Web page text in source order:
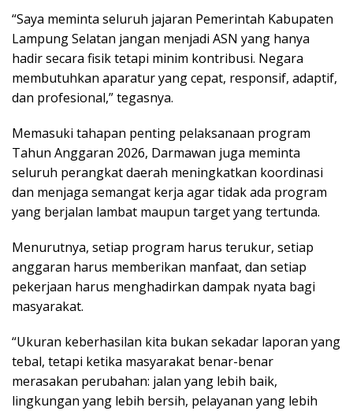
“Saya meminta seluruh jajaran Pemerintah Kabupaten
Lampung Selatan jangan menjadi ASN yang hanya
hadir secara fisik tetapi minim kontribusi. Negara
membutuhkan aparatur yang cepat, responsif, adaptif,
dan profesional,” tegasnya.
Memasuki tahapan penting pelaksanaan program
Tahun Anggaran 2026, Darmawan juga meminta
seluruh perangkat daerah meningkatkan koordinasi
dan menjaga semangat kerja agar tidak ada program
yang berjalan lambat maupun target yang tertunda.
Menurutnya, setiap program harus terukur, setiap
anggaran harus memberikan manfaat, dan setiap
pekerjaan harus menghadirkan dampak nyata bagi
masyarakat.
“Ukuran keberhasilan kita bukan sekadar laporan yang
tebal, tetapi ketika masyarakat benar-benar
merasakan perubahan: jalan yang lebih baik,
lingkungan yang lebih bersih, pelayanan yang lebih